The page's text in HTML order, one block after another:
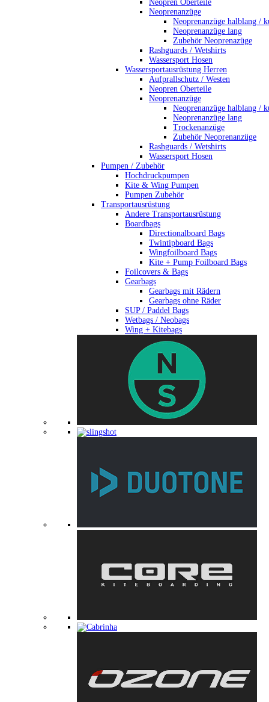
Neopren Oberteile
Neoprenanzüge
Neoprenanzüge halblang /
Neoprenanzüge lang
Zubehör Neoprenazüge
Rashguards / Wetshirts
Wassersport Hosen
Wassersportausrüstung Herren
Aufprallschutz / Westen
Neopren Oberteile
Neoprenanzüge
Neoprenanzüge halblang /
Neoprenanzüge lang
Trockenanzüge
Zubehör Neoprenanzüge
Rashguards / Wetshirts
Wassersport Hosen
Pumpen / Zubehör
Hochdruckpumpen
Kite & Wing Pumpen
Pumpen Zubehör
Transportausrüstung
Andere Transportausrüstung
Boardbags
Directionalboard Bags
Twintipboard Bags
Wingfoilboard Bags
Kite + Pump Foilboard Bags
Foilcovers & Bags
Gearbags
Gearbags mit Rädern
Gearbags ohne Räder
SUP / Paddel Bags
Wetbags / Neobags
Wing + Kitebags